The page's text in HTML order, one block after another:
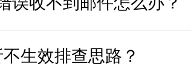
生效排查思路？